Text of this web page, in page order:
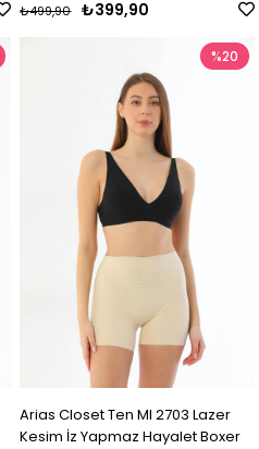
₺399,90
₺499,90
Arias Closet Ten MI 2703 Lazer
Kesim İz Yapmaz Hayalet Boxer
%20